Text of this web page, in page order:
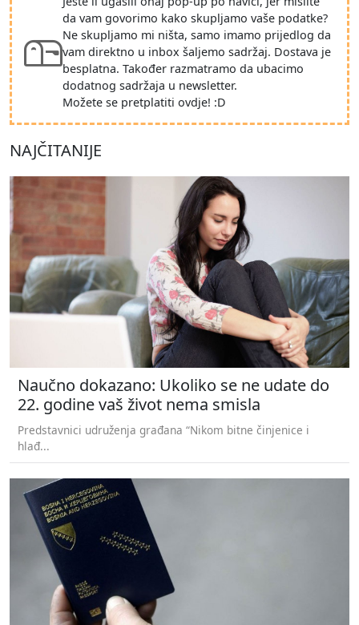
da vam govorimo kako skupljamo vaše podatke?
Ne skupljamo mi ništa, samo imamo prijedlog da
vam direktno u inbox šaljemo sadržaj. Dostava je
besplatna. Također razmatramo da ubacimo
dodatnog sadržaja u newsletter.
Možete se pretplatiti ovdje! :D
NAJČITANIJE
Naučno dokazano: Ukoliko se ne udate do
22. godine vaš život nema smisla
Predstavnici udruženja građana “Nikom bitne činjenice i
hlađ...